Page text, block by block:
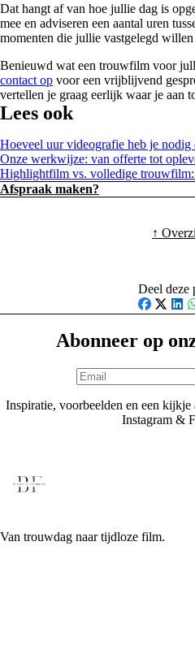
Dat hangt af van hoe jullie dag is
mee en adviseren een aantal uren
momenten die jullie vastgelegd willen
Benieuwd wat een trouwfilm voor
contact op voor een vrijblijvend
vertellen je graag eerlijk waar je aan
Lees ook
Hoeveel uur videografie heb je
Onze werkwijze: van offerte tot
Highlightfilm vs. volledige trouwfilm:
Afspraak maken?
↑
Deel deze
Facebook
X
Abonneer op
Inspiratie, voorbeelden en een
Instagram &
Van trouwdag naar tijdloze film.